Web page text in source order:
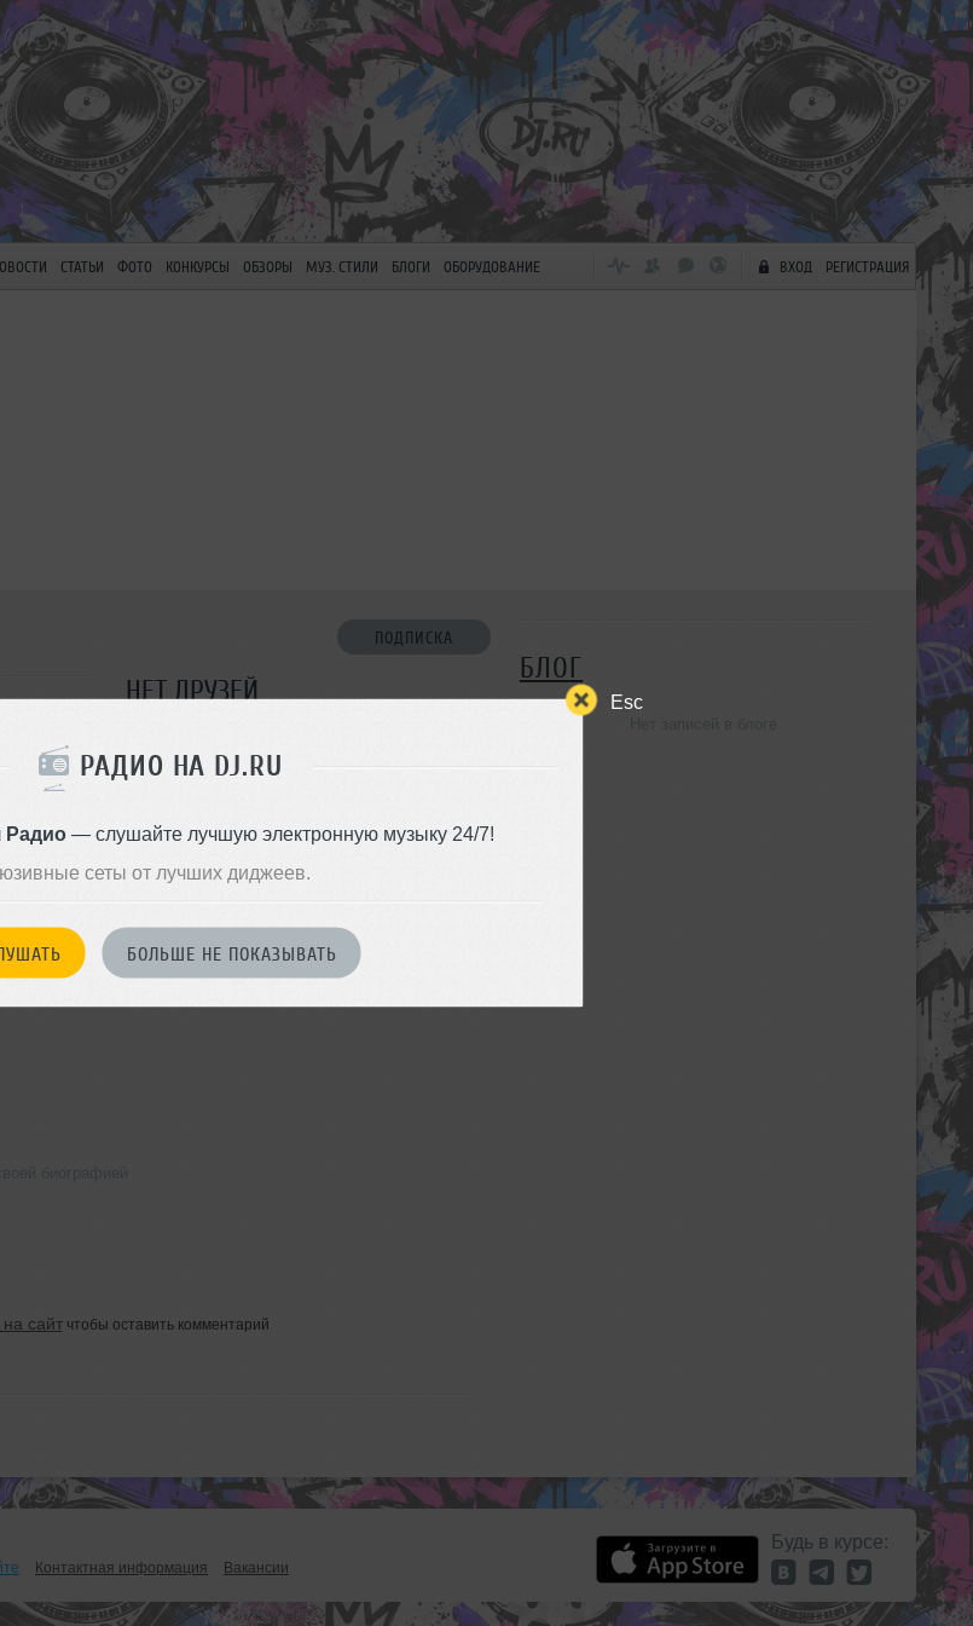
Esc
РАДИО НА DJ.RU
Радио— слушайте лучшую электронную музыку 24/7!
сеты от лучших диджеев.
БОЛЬШЕ НЕ ПОКАЗЫВАТЬ
СТАТЬИ ФОТО КОНКУРСЫ ОБЗОРЫ МУЗ. СТИЛИ БЛОГИ ОБОРУДОВАНИЕ ВХОД РЕГИСТРАЦИЯ
ПОДПИСКА
НЕТ ДРУЗЕЙ
сайтчтобы оставить комментарий
БЛОГ
Контактная информация Вакансии
Будь в курсе: